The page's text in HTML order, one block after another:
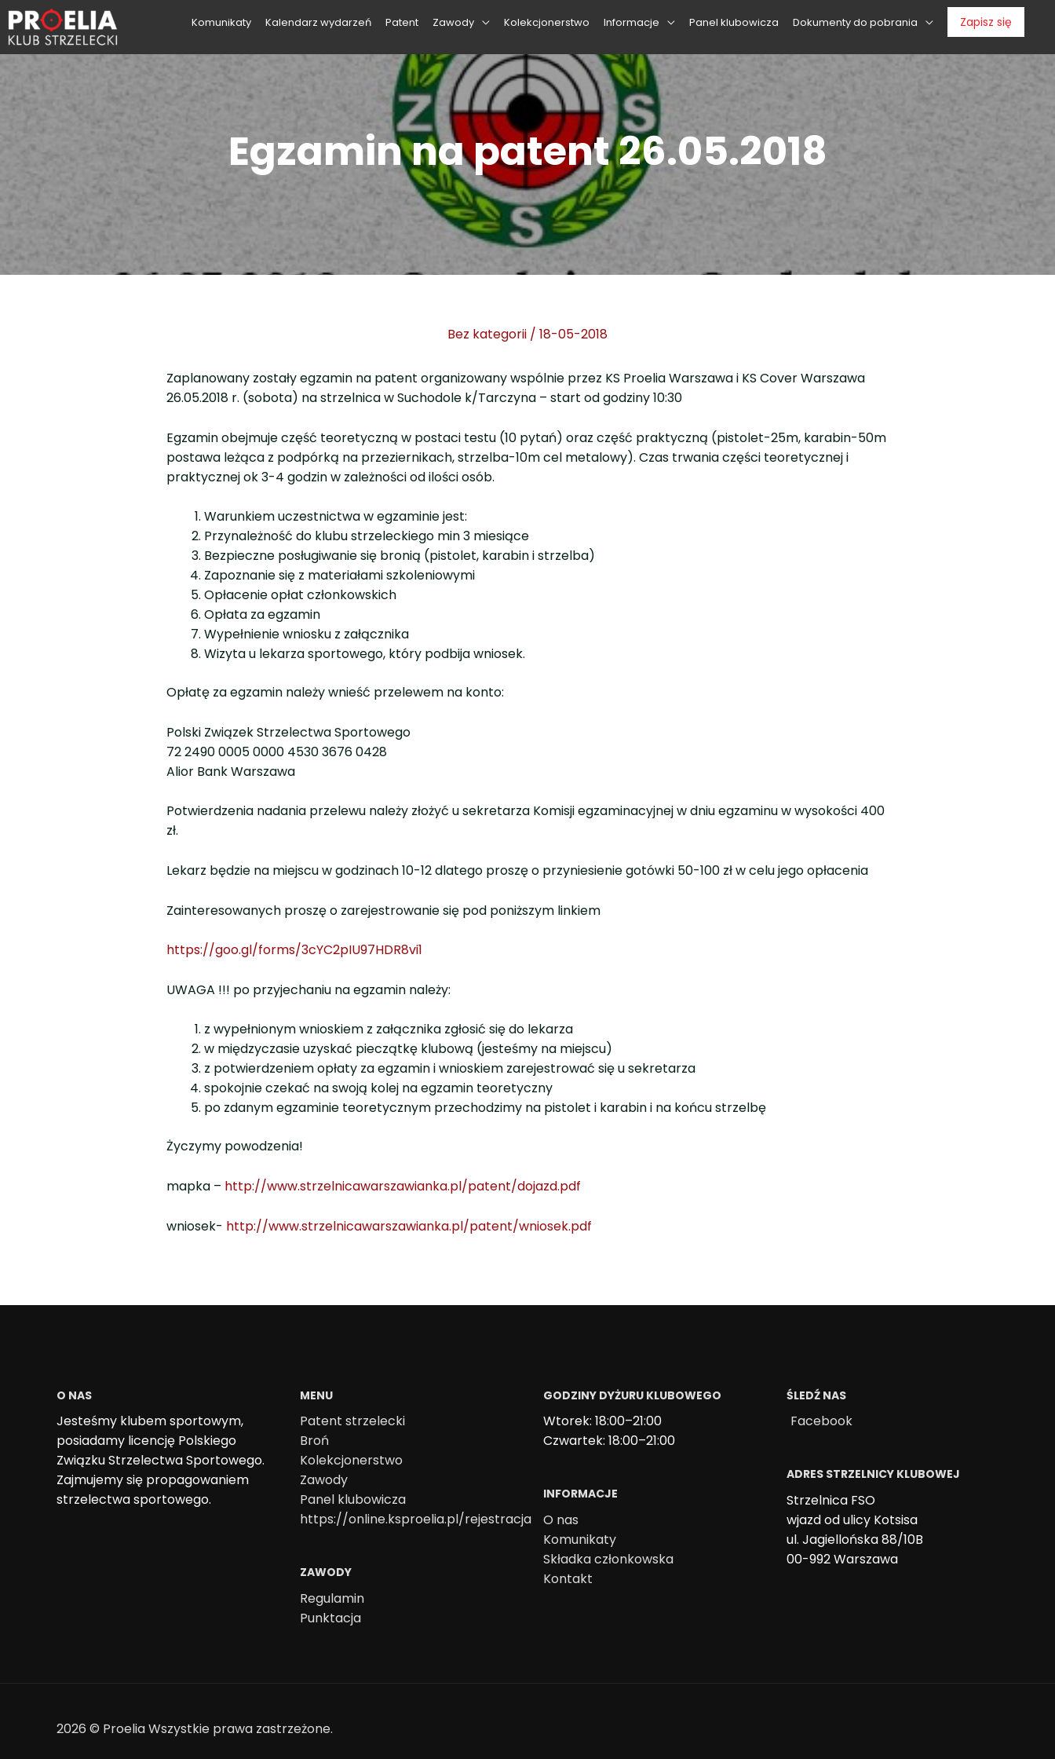
Komunikaty Kalendarz wydarzeń Patent Zawody Kolekcjonerstwo Informacje Panel klubowicza Dokumenty do pobrania Zapisz się
Egzamin na patent 26.05.2018
Bez kategorii / 18-05-2018
Zaplanowany zostały egzamin na patent organizowany wspólnie przez KS Proelia Warszawa i KS Cover Warszawa
26.05.2018 r. (sobota) na strzelnica w Suchodole k/Tarczyna – start od godziny 10:30
Egzamin obejmuje część teoretyczną w postaci testu (10 pytań) oraz część praktyczną (pistolet-25m, karabin-50m
postawa leżąca z podpórką na przeziernikach, strzelba-10m cel metalowy). Czas trwania części teoretycznej i
praktycznej ok 3-4 godzin w zależności od ilości osób.
Warunkiem uczestnictwa w egzaminie jest:
Przynależność do klubu strzeleckiego min 3 miesiące
Bezpieczne posługiwanie się bronią (pistolet, karabin i strzelba)
Zapoznanie się z materiałami szkoleniowymi
Opłacenie opłat członkowskich
Opłata za egzamin
Wypełnienie wniosku z załącznika
Wizyta u lekarza sportowego, który podbija wniosek.
Opłatę za egzamin należy wnieść przelewem na konto:
Polski Związek Strzelectwa Sportowego
72 2490 0005 0000 4530 3676 0428
Alior Bank Warszawa
Potwierdzenia nadania przelewu należy złożyć u sekretarza Komisji egzaminacyjnej w dniu egzaminu w wysokości 400
zł.
Lekarz będzie na miejscu w godzinach 10-12 dlatego proszę o przyniesienie gotówki 50-100 zł w celu jego opłacenia
Zainteresowanych proszę o zarejestrowanie się pod poniższym linkiem
https://goo.gl/forms/3cYC2pIU97HDR8vi1
UWAGA !!! po przyjechaniu na egzamin należy:
z wypełnionym wnioskiem z załącznika zgłosić się do lekarza
w międzyczasie uzyskać pieczątkę klubową (jesteśmy na miejscu)
z potwierdzeniem opłaty za egzamin i wnioskiem zarejestrować się u sekretarza
spokojnie czekać na swoją kolej na egzamin teoretyczny
po zdanym egzaminie teoretycznym przechodzimy na pistolet i karabin i na końcu strzelbę
Życzymy powodzenia!
mapka – http://www.strzelnicawarszawianka.pl/patent/dojazd.pdf
wniosek- http://www.strzelnicawarszawianka.pl/patent/wniosek.pdf
O NAS
Jesteśmy klubem sportowym,
posiadamy licencję Polskiego
Związku Strzelectwa Sportowego.
Zajmujemy się propagowaniem
strzelectwa sportowego.
MENU
Patent strzelecki
Broń
Kolekcjonerstwo
Zawody
Panel klubowicza
https://online.ksproelia.pl/rejestracja
ZAWODY
Regulamin
Punktacja
GODZINY DYŻURU KLUBOWEGO
Wtorek: 18:00–21:00
Czwartek: 18:00–21:00
INFORMACJE
O nas
Komunikaty
Składka członkowska
Kontakt
ŚLEDŹ NAS
Facebook
ADRES STRZELNICY KLUBOWEJ
Strzelnica FSO
wjazd od ulicy Kotsisa
ul. Jagiellońska 88/10B
00-992 Warszawa
2026 © ProeliaWszystkie prawa zastrzeżone.